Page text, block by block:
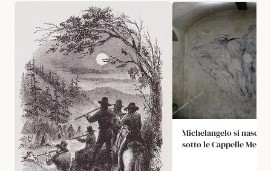
Michelangelo si
sotto le Cappelle